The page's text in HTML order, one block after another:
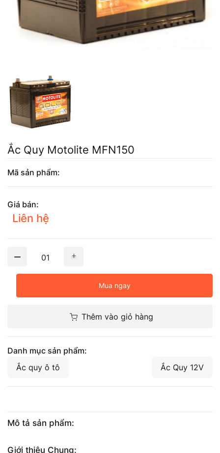
Mercedes-
Đồng Nai -
Ắc Quy Motolite MFN150
Mã sản phẩm:
Giá bán:
Liên hệ
01
Mua ngay
Thêm vào giỏ hàng
Danh mục sản phẩm:
Ắc quy ô tô
Ắc Quy 12V
Mô tả sản phẩm:
Giới thiệu Chung: